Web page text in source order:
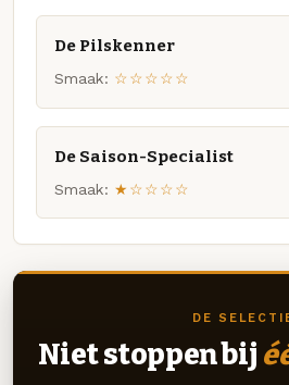
De Pilskenner
Smaak: ☆☆☆☆☆
De Saison-Specialist
Smaak: ★☆☆☆☆
DE
Niet stoppen bij